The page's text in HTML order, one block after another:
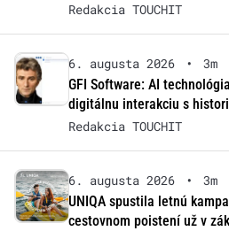
Redakcia TOUCHIT
6. augusta 2026 •
3m
GFI Software: AI
digitálnu interakciu s
Redakcia TOUCHIT
6. augusta 2026 •
3m
UNIQA spustila letnú
cestovnom poistení už v